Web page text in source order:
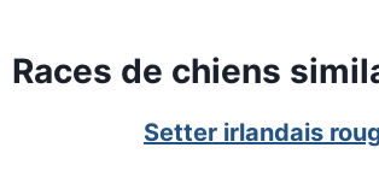
Races de chiens
Setter irlandais